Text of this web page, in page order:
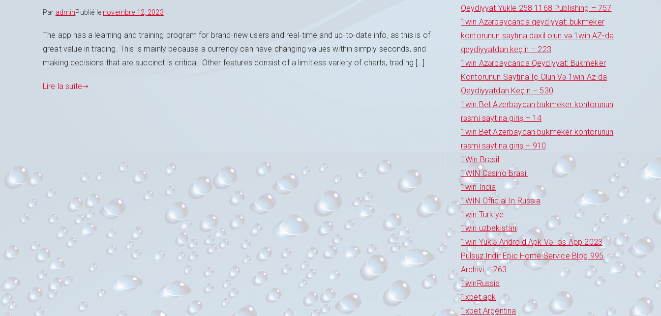
Par adminPublié le novembre 12, 2023
The app has a learning and training program for brand-new users and real-time and up-to-date info, as this is of
great value in trading. This is mainly because a currency can have changing values within simply seconds, and
making decisions that are succinct is critical. Other features consist of a limitless variety of charts, trading […]
Lire la suite
Qeydiyyat Yukle 258 1168 Publishing – 757
1win Azərbaycanda qeydiyyat: bukmeker
kontorunun saytına daxil olun və 1win AZ-da
qeydiyyatdan keçin – 223
1win Azərbaycanda Qeydiyyat: Bukmeker
Kontorunun Saytına Iç Olun Və 1win Az-da
Qeydiyyatdan Keçin – 530
1win Bet Azerbaycan bukmeker kontorunun
rəsmi saytına giriş – 14
1win Bet Azerbaycan bukmeker kontorunun
rəsmi saytına giriş – 910
1Win Brasil
1WIN Casino Brasil
1win India
1WIN Official In Russia
1win Turkiye
1win uzbekistan
1win Yüklə Android Apk Və Ios App 2023
Pulsuz Indir Epic Home Service Blog 995
Archivi – 763
1winRussia
1xbet apk
1xbet Argentina